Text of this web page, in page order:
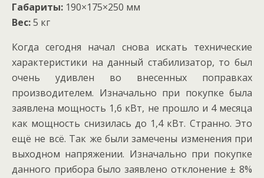
Габариты: 190×175×250 мм
Вес:5 кг
Когда сегодня начал снова искать технические
характеристики на данный стабилизатор, то был
очень удивлен во внесенных поправках
производителем. Изначально при покупке была
заявлена мощность 1,6 кВт, не прошло и 4 месяца
как мощность снизилась до 1,4 кВт. Странно. Это
ещё не всё. Так же были замечены изменения при
выходном напряжении. Изначально при покупке
данного прибора было заявлено отклонение ± 8%